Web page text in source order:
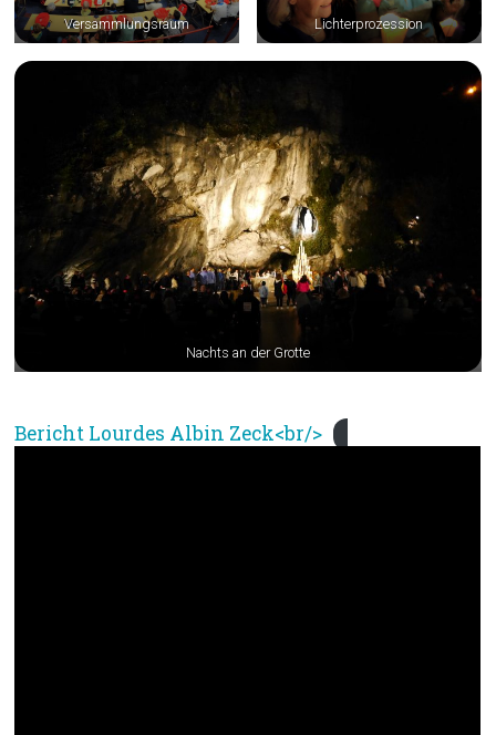
Versammlungsraum Lichterprozession
Nachts an der Grotte
Bericht Lourdes Albin Zeck<br/>